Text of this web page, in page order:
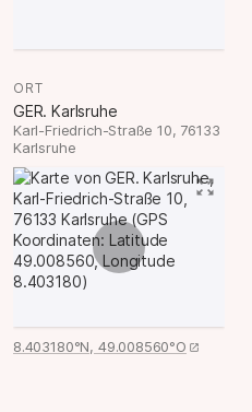
ORT
GER. Karlsruhe
Karl-Friedrich-Straße 10, 76133
Karlsruhe
8.403180°N, 49.008560°O